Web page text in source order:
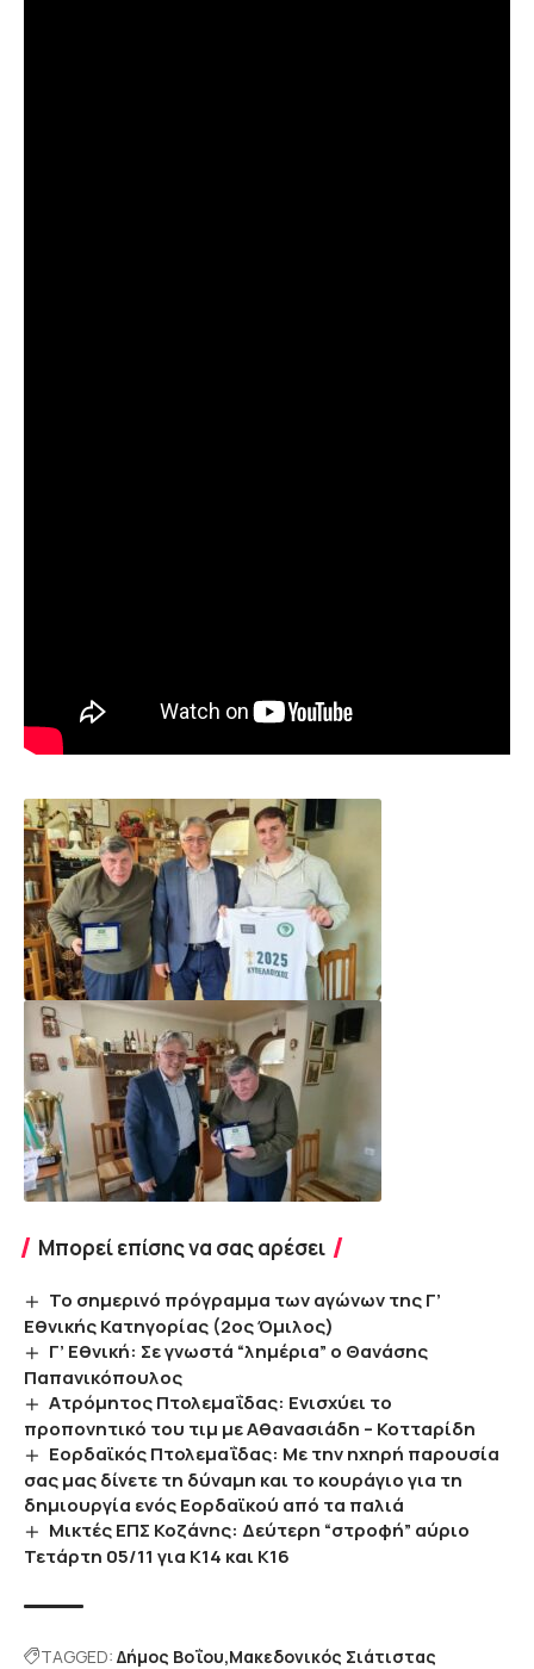
Μπορεί επίσης να σας αρέσει
Το σημερινό πρόγραμμα των αγώνων της Γ’
Εθνικής Κατηγορίας (2ος Όμιλος)
Γ’ Εθνική: Σε γνωστά “λημέρια” ο Θανάσης
Παπανικόπουλος
Ατρόμητος Πτολεμαΐδας: Ενισχύει το
προπονητικό του τιμ με Αθανασιάδη – Κοτταρίδη
Εορδαϊκός Πτολεμαΐδας: Με την ηχηρή παρουσία
σας μας δίνετε τη δύναμη και το κουράγιο για τη
δημιουργία ενός Εορδαϊκού από τα παλιά
Μικτές ΕΠΣ Κοζάνης: Δεύτερη “στροφή” αύριο
Τετάρτη 05/11 για Κ14 και Κ16
TAGGED: Δήμος Βοΐου Μακεδονικός Σιάτιστας